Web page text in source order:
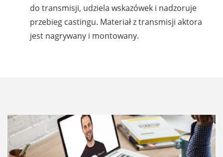
do transmisji, udziela wskazówek i nadzoruje
przebieg castingu. Materiał z transmisji aktora
jest nagrywany i montowany.